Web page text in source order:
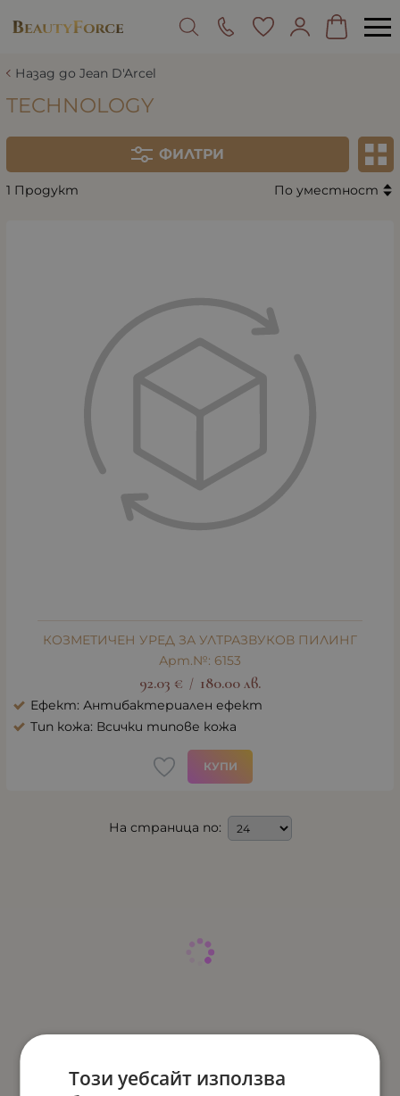
Назад до Jean D'Arcel
TECHNOLOGY
ФИЛТРИ
1 Продукт По уместност
КОЗМЕТИЧЕН УРЕД ЗА УЛТРАЗВУКОВ ПИЛИНГ
Арт.№: 6153
92.03 € / 180.00лв.
Ефект: Антибактериален ефект
Тип кожа: Всички типове кожа
КУПИ
На страница по:
Този уебсайт използва